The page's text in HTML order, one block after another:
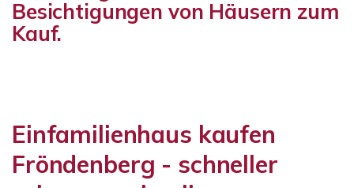
Besichtigungen von Häusern zum
Kauf.
Einfamilienhaus kaufen
Fröndenberg - schneller